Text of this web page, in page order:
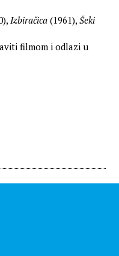
Izbiračica (1961),Šeki
filmom i odlazi u